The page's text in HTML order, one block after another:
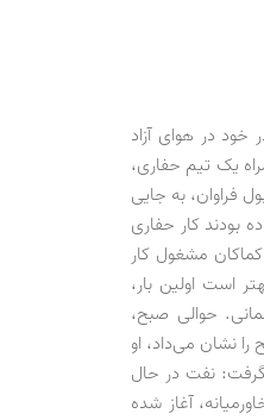
چادر خود در هوای آزاد
یک تیم حفاری،
به جایی
بودند کار حفاری
مشغول کار
است اولین بار،
حوالی صبح،
نشان می‌داد، او
نفت در حال
آغاز شده